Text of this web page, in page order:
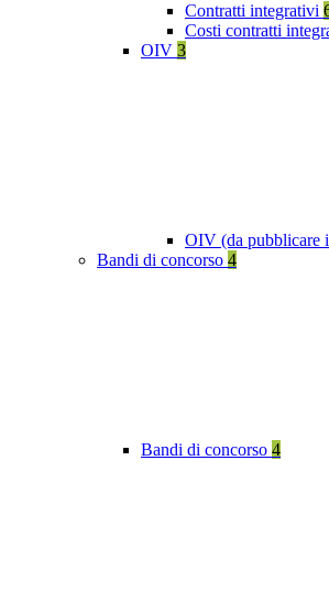
Contratti integrativi
Costi contratti
OIV 3
OIV (da pubblicare
Bandi di concorso 4
Bandi di concorso 4